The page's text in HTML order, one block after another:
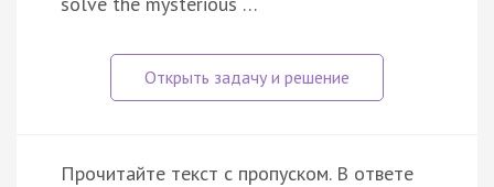
Прочитайте текст с пропуском. В ответе